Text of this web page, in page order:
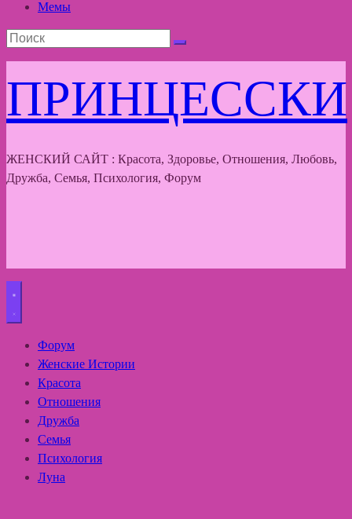
Мемы
ПРИНЦЕССКИ
ЖЕНСКИЙ САЙТ : Красота, Здоровье, Отношения, Любовь,
Дружба, Семья, Психология, Форум
Форум
Женские Истории
Красота
Отношения
Дружба
Семья
Психология
Луна